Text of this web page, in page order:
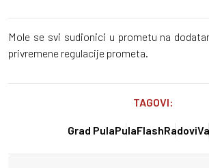
Mole se svi sudionici u prometu na
privremene regulacije prometa.
TAGOVI:
Grad PulaPulaFlashRadovi